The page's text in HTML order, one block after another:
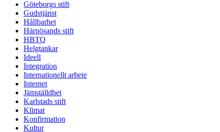
Göteborgs stift
Gudstjänst
Hållbarhet
Härnösands stift
HBTQ
Helgtankar
Ideell
Integration
Internationellt arbete
Internet
Jämställdhet
Karlstads stift
Klimat
Konfirmation
Kultur